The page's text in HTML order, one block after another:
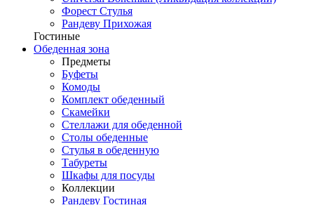
Форест Стулья
Рандеву Прихожая
Гостиные
Обеденная зона
Предметы
Буфеты
Комоды
Комплект обеденный
Скамейки
Стеллажи для обеденной
Столы обеденные
Стулья в обеденную
Табуреты
Шкафы для посуды
Коллекции
Рандеву Гостиная